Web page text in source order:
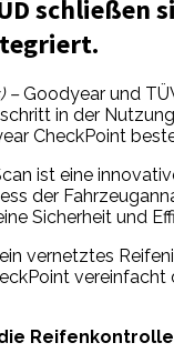
schließen
–Goodyear und
in der
CheckPoint
ist eine
der
Sicherheit und
vernetztes
Reifenkontrolle